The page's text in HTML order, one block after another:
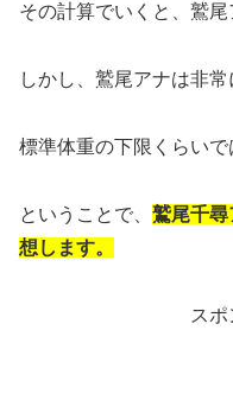
その計算でいくと、鷲尾
しかし、鷲尾アナは非常
標準体重の下限くらいで
ということで、 鷲尾千
想します。
スポ